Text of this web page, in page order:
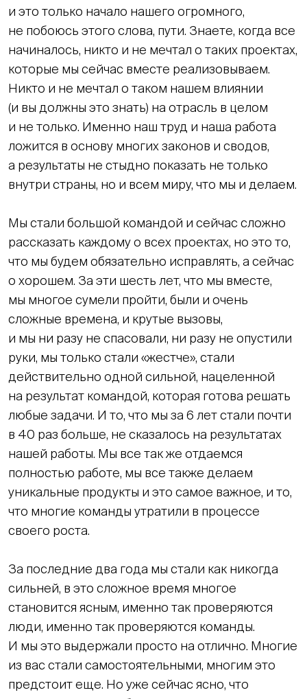
и это только начало нашего огромного,
не побоюсь этого слова, пути. Знаете, когда все
начиналось, никто и не мечтал о таких проектах,
которые мы сейчас вместе реализовываем.
Никто и не мечтал о таком нашем влиянии
(и вы должны это знать) на отрасль в целом
и не только. Именно наш труд и наша работа
ложится в основу многих законов и сводов,
а результаты не стыдно показать не только
внутри страны, но и всем миру, что мы и делаем.
Мы стали большой командой и сейчас сложно
рассказать каждому о всех проектах, но это то,
что мы будем обязательно исправлять, а сейчас
о хорошем. За эти шесть лет, что мы вместе,
мы многое сумели пройти, были и очень
сложные времена, и крутые вызовы,
и мы ни разу не спасовали, ни разу не опустили
руки, мы только стали «жестче», стали
действительно одной сильной, нацеленной
на результат командой, которая готова решать
любые задачи. И то, что мы за 6 лет стали почти
в 40 раз больше, не сказалось на результатах
нашей работы. Мы все так же отдаемся
полностью работе, мы все также делаем
уникальные продукты и это самое важное, и то,
что многие команды утратили в процессе
своего роста.
За последние два года мы стали как никогда
сильней, в это сложное время многое
становится ясным, именно так проверяются
люди, именно так проверяются команды.
И мы это выдержали просто на отлично. Многие
из вас стали самостоятельными, многим это
предстоит еще. Но уже сейчас ясно, что